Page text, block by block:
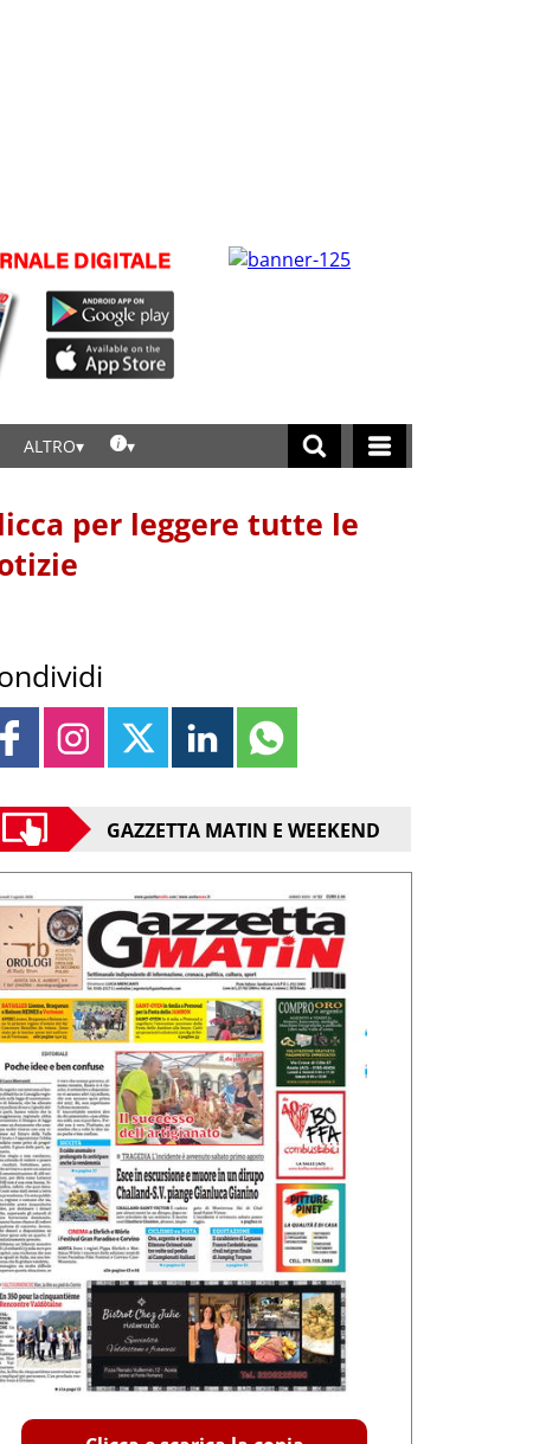
ALTRO
per leggere tutte le
GAZZETTA MATIN E WEEKEND